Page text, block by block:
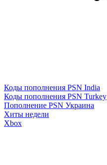
Коды пополнения PSN India
Коды пополнения PSN Turkey
Пополнение PSN Украина
Хиты недели
Xbox